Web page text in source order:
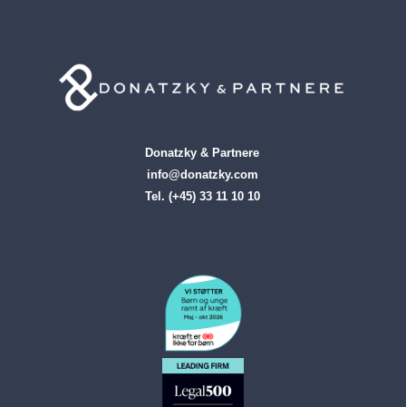
Donatzky & Partnere
info@donatzky.com
Tel. (+45) 33 11 10 10